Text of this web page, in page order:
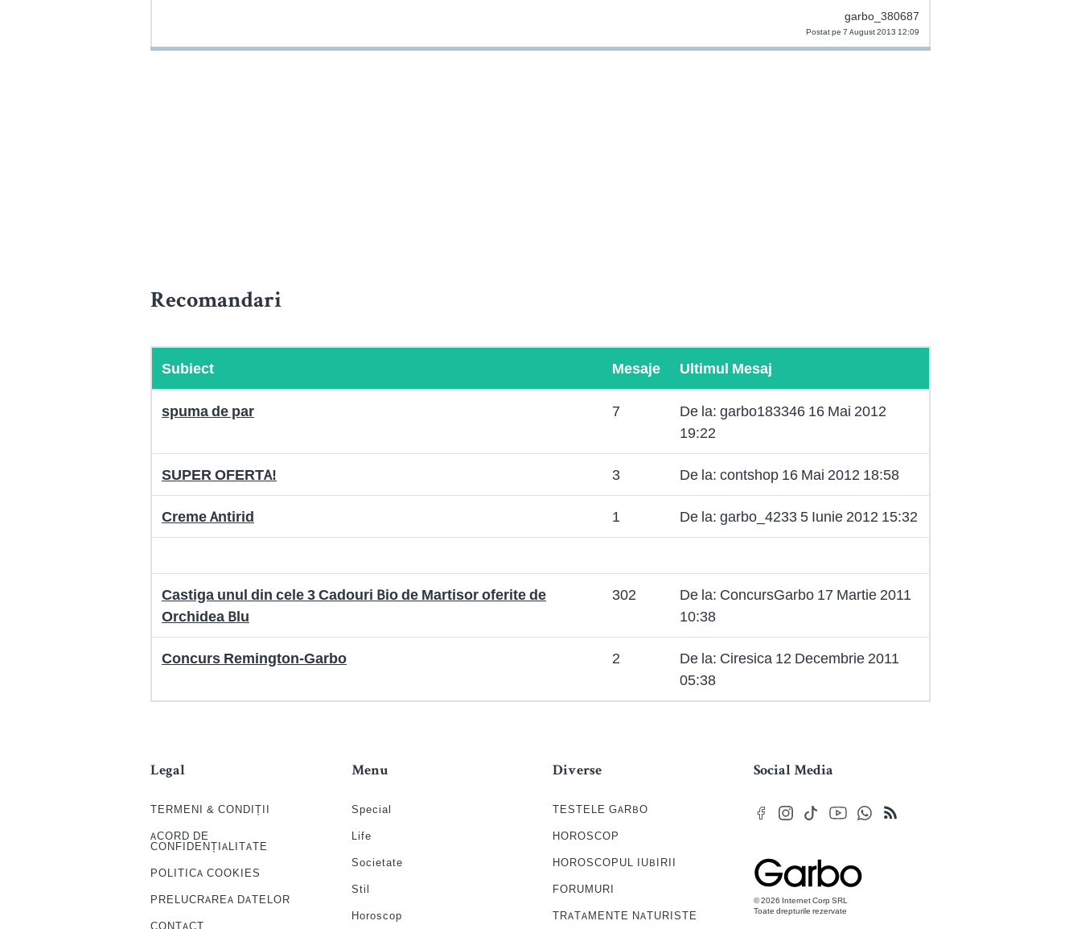
garbo_380687
Postat pe 7 August 2013 12:09
Recomandari
Subiect Mesaje Ultimul Mesaj
spuma de par 7
De la: garbo183346 16 Mai 2012
19:22
SUPER OFERTA! 3 De la: contshop 16 Mai 2012 18:58
Creme Antirid 1 De la: garbo_4233 5 Iunie 2012 15:32
Castiga unul din cele 3 Cadouri Bio de Martisor oferite de
Orchidea Blu
302
De la: ConcursGarbo 17 Martie 2011
10:38
Concurs Remington-Garbo 2
De la: Ciresica 12 Decembrie 2011
05:38
Legal
TERMENI & CONDIȚII
ACORD DE
CONFIDENȚIALITATE
POLITICA COOKIES
PRELUCRAREA DATELOR
CONTACT
Menu
Special
Life
Societate
Stil
Horoscop
Diverse
TESTELE GARBO
HOROSCOP
HOROSCOPUL IUBIRII
FORUMURI
TRATAMENTE NATURISTE
Social Media
© 2026 Internet Corp SRL
Toate drepturile rezervate